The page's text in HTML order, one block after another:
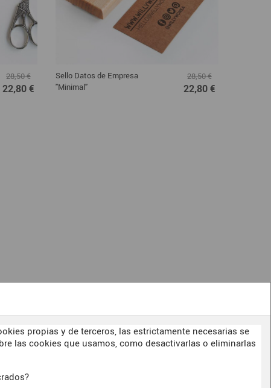
propias y de terceros, las estrictamente necesarias se
las cookies que usamos, como desactivarlas o eliminarlas
28,50 €
22,80 €
Sello Datos de Empresa
"Minimal"
28,50 €
22,80 €